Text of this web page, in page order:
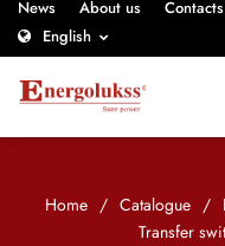
News About us Contacts
English
Home / Catalogue /
Transfer